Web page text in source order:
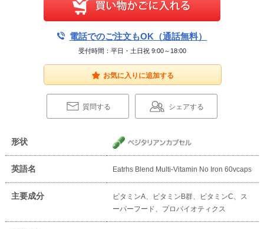
電話でのご注文もOK（通話無料）
受付時間：平日・土日祝 9:00～18:00
お気に入りに追加する
質問する シェアする
形状
英語名 Eatrhs Blend Multi-Vitamin No Iron 60vcaps
主要成分
ビタミンA、ビタミンB群、ビタミンC、ス
ーパーフード、プロバイオティクス